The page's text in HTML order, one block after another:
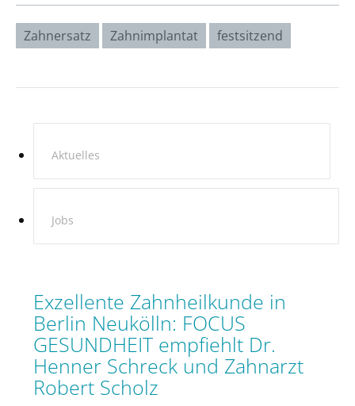
Zahnersatz Zahnimplantat festsitzend
Aktuelles
Jobs
Exzellente Zahnheilkunde in
Berlin Neukölln: FOCUS
GESUNDHEIT empfiehlt Dr.
Henner Schreck und Zahnarzt
Robert Scholz